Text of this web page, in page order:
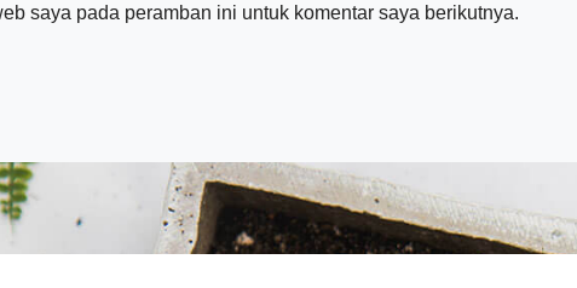
saya pada peramban ini untuk komentar saya berikutnya.